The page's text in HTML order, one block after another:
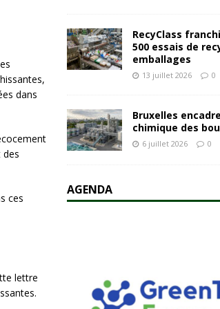
dans
des
ces
lettre
RecyClass
500 essais de
emballages
13 juillet 2026 0
Bruxelles
chimique des
6 juillet 2026 0
AGENDA